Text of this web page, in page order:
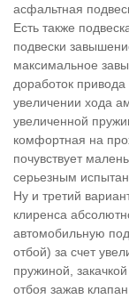
асфальтная
Есть также
подвески
максимальное
доработок
увеличении хода
увеличенной
комфортная на
почувствует
серьезным
Ну и третий
клиренса
автомобильную
отбой) за счет
пружиной,
отбоя зажав